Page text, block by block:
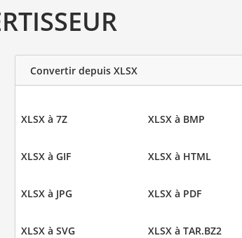
Convertir depuis XLSX
XLSX à 7Z XLSX à BMP
XLSX à GIF XLSX à HTML
XLSX à JPG XLSX à PDF
XLSX à SVG XLSX à TAR.BZ2